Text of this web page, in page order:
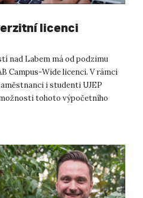
licenci
nad Labem má od podzimu
Campus-Wide licenci. V rámci
i studenti UJEP
tohoto výpočetního